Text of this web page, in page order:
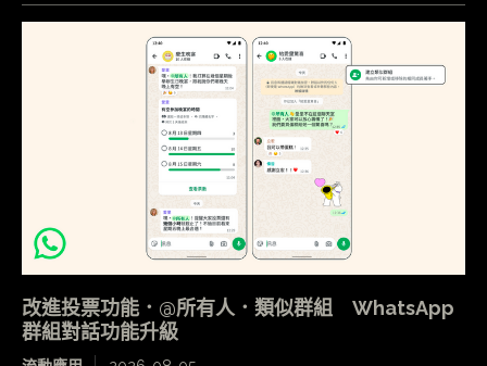
改進投票功能．@所有人．類似群組 WhatsApp
群組對話功能升級